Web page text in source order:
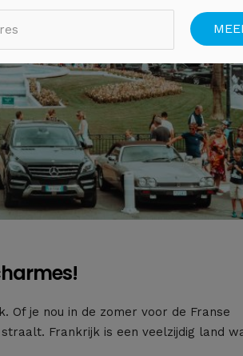
Of je nou in de zomer voor de Franse
Frankrijk is een veelzijdig land